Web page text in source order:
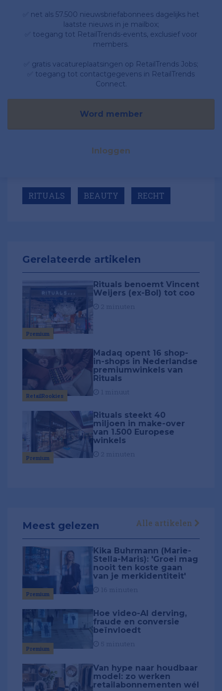
✅ net als 57.500 nieuwsbriefabonnees dagelijks het
laatste nieuws in je mailbox;
✅ toegang tot RetailTrends-events, exclusief voor
members.
✅ gratis vacatureplaatsingen op RetailTrends Jobs;
✅ toegang tot contactgegevens in RetailTrends
Connect.
Word member
Inloggen
RITUALS BEAUTY RECHT
Gerelateerde artikelen
Premium
Rituals benoemt Vincent
Weijers (ex-Bol) tot coo
RetailRookies
Madaq opent 16 shop-
in-shops in Nederlandse
premiumwinkels van
Rituals
Premium
Rituals steekt 40
miljoen in make-over
van 1.500 Europese
winkels
Meest gelezen Alle artikelen
Premium
Kika Buhrmann (Marie-
Stella-Maris): 'Groei mag
nooit ten koste gaan
van je merkidentiteit'
Premium
Hoe video-AI derving,
fraude en conversie
beïnvloedt
Van hype naar houdbaar
model: zo werken
retailabonnementen wél